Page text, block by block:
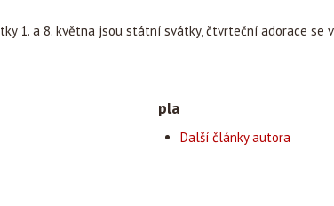
1. a 8. května jsou státní svátky, čtvrteční adorace se v
pla
Další články autora